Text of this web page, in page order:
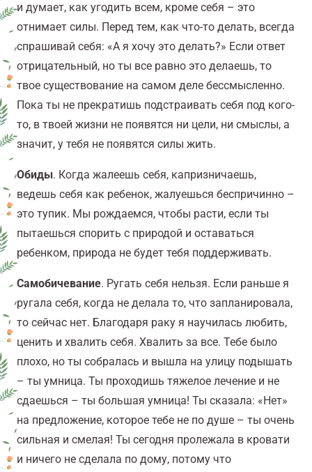
и думает, как угодить всем, кроме себя – это
отнимает силы. Перед тем, как что-то делать, всегда
спрашивай себя: «А я хочу это делать?» Если ответ
отрицательный, но ты все равно это делаешь, то
твое существование на самом деле бессмысленно.
Пока ты не прекратишь подстраивать себя под кого-
то, в твоей жизни не появятся ни цели, ни смыслы, а
значит, у тебя не появятся силы жить.
Обиды. Когда жалеешь себя, капризничаешь,
ведешь себя как ребенок, жалуешься беспричинно –
это тупик. Мы рождаемся, чтобы расти, если ты
пытаешься спорить с природой и оставаться
ребенком, природа не будет тебя поддерживать.
Самобичевание. Ругать себя нельзя. Если раньше я
ругала себя, когда не делала то, что запланировала,
то сейчас нет. Благодаря раку я научилась любить,
ценить и хвалить себя. Хвалить за все. Тебе было
плохо, но ты собралась и вышла на улицу подышать
– ты умница. Ты проходишь тяжелое лечение и не
сдаешься – ты большая умница! Ты сказала: «Нет»
на предложение, которое тебе не по душе – ты очень
сильная и смелая! Ты сегодня пролежала в кровати
и ничего не сделала по дому, потому что